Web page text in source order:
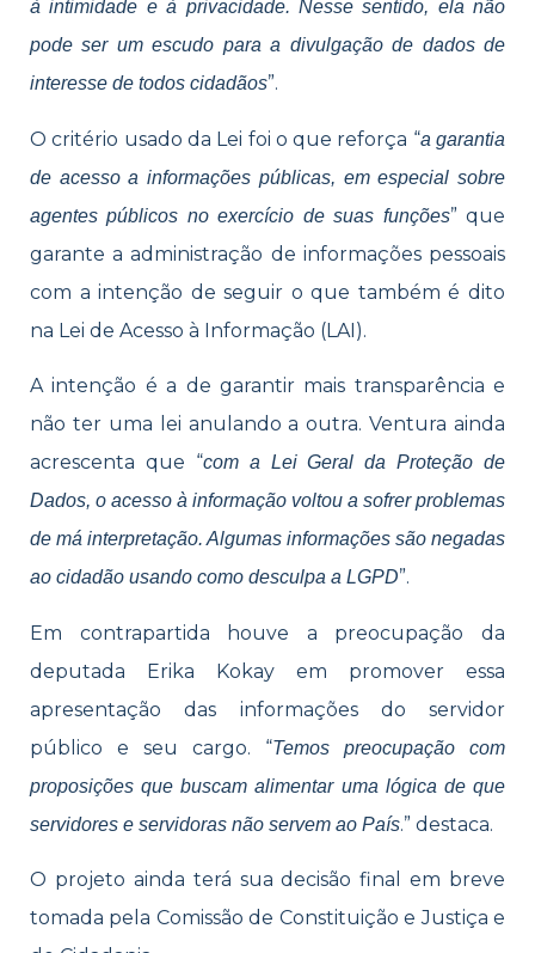
à intimidade e à privacidade. Nesse sentido, ela não
pode ser um escudo para a divulgação de dados de
interesse de todos cidadãos”.
O critério usado da Lei foi o que reforça “a garantia
de acesso a informações públicas, em especial sobre
agentes públicos no exercício de suas funções” que
garante a administração de informações pessoais
com a intenção de seguir o que também é dito
na Lei de Acesso à Informação (LAI).
A intenção é a de garantir mais transparência e
não ter uma lei anulando a outra. Ventura ainda
acrescenta que “com a Lei Geral da Proteção de
Dados, o acesso à informação voltou a sofrer problemas
de má interpretação. Algumas informações são negadas
ao cidadão usando como desculpa a LGPD”.
Em contrapartida houve a preocupação da
deputada Erika Kokay em promover essa
apresentação das informações do servidor
público e seu cargo. “Temos preocupação com
proposições que buscam alimentar uma lógica de que
servidores e servidoras não servem ao País.” destaca.
O projeto ainda terá sua decisão final em breve
tomada pela Comissão de Constituição e Justiça e